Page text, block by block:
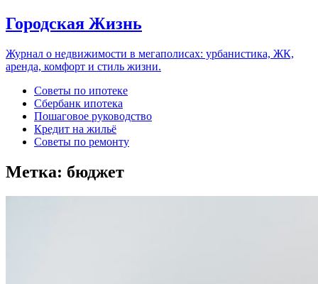
Городская Жизнь
Журнал о недвижимости в мегаполисах: урбанистика, ЖК,
аренда, комфорт и стиль жизни.
Советы по ипотеке
Сбербанк ипотека
Пошаговое руководство
Кредит на жильё
Советы по ремонту
Метка: бюджет